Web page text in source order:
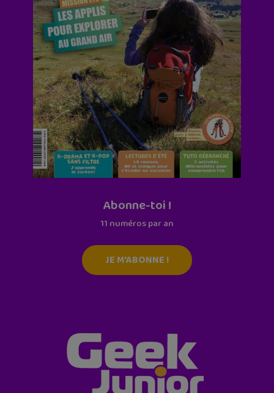
Abonne-toi !
11 numéros par an
JE M'ABONNE !